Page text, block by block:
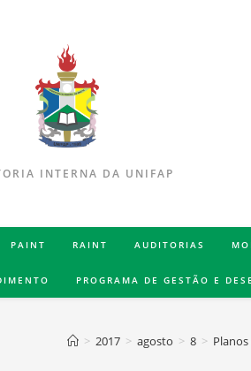
INTERNA DA UNIFAP
PAINT RAINT AUDITORIAS
PROGRAMA DE GESTÃO E
> 2017 > agosto > 8 >